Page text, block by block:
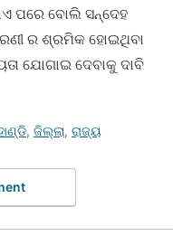
ପରେ ବୋଲି ସନ୍ଦେହ
ର ଶ୍ରମିକ ହୋଇଥିବା
ଯୋଗାଇ ଦେବାକୁ ଦାବି
, ଜିଲ୍ଲା, ରାଜ୍ୟ